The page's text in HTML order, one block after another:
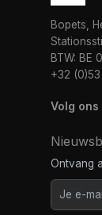
Bopets,
BTW: BE
+32
Volg
Ontvang